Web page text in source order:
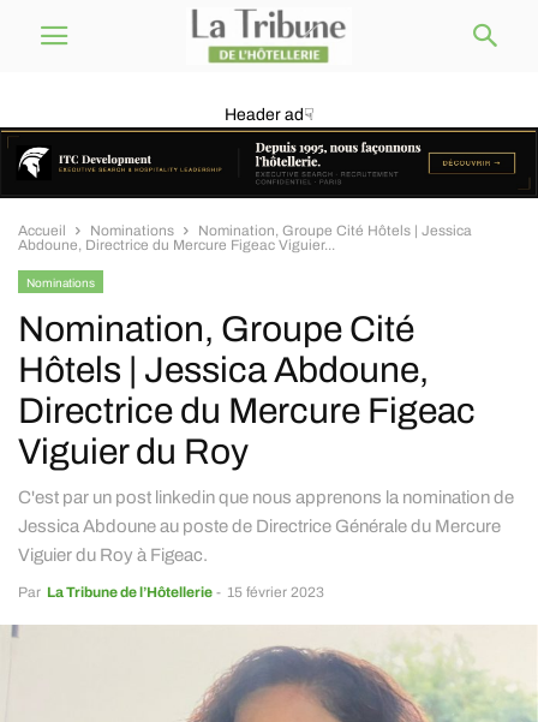
Header ad☟
Accueil Nominations
Nomination, Groupe Cité Hôtels | Jessica
Abdoune, Directrice du Mercure Figeac Viguier...
Nominations
Nomination, Groupe Cité
Hôtels | Jessica Abdoune,
Directrice du Mercure Figeac
Viguier du Roy
C'est par un post linkedin que nous apprenons la nomination de
Jessica Abdoune au poste de Directrice Générale du Mercure
Viguier du Roy à Figeac.
Par La Tribune de l’Hôtellerie - 15 février 2023